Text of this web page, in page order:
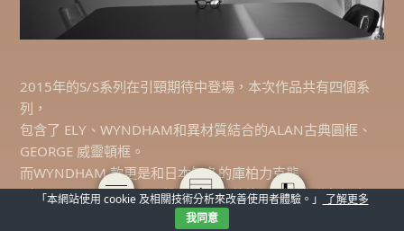
2015年的S/S系列在引頸期待中登場，本次作品共有四個系
列，
包含了 ELY、WYNDHAM和異材質結合的ALAN古典圓框、
GEORGE 威靈頓框。
而WYNDHAM 款更是和日本知名的庫柏力克熊
（BE@RBRICK）合作，推出值得收藏的限量經典聯名組合。
「本網站使用 cookie 及相關技術分析來改善使用者體驗。」
了解更多
我同意